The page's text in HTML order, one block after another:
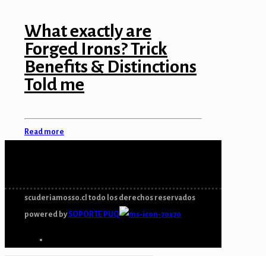
What exactly are
Forged Irons? Trick
Benefits & Distinctions
Told me
Read more
scuderiamosso.cl todo los derechos reservados
powered bySOPORTE PUQ